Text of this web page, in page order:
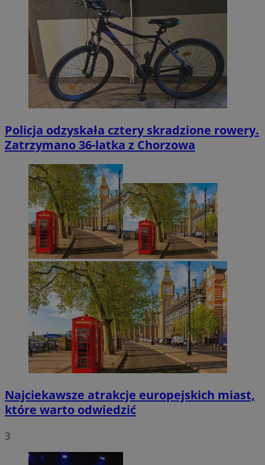
Policja odzyskała cztery skradzione rowery.
Zatrzymano 36-latka z Chorzowa
Najciekawsze atrakcje europejskich miast,
które warto odwiedzić
3